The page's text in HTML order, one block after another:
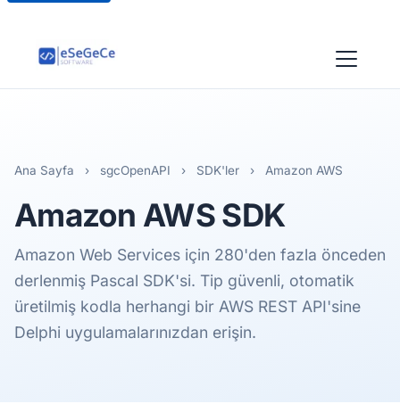
Ana Sayfa › sgcOpenAPI › SDK'ler › Amazon AWS
Amazon AWSSDK
Amazon Web Services için 280'den fazla önceden
derlenmiş Pascal SDK'si. Tip güvenli, otomatik
üretilmiş kodla herhangi bir AWS REST API'sine
Delphi uygulamalarınızdan erişin.